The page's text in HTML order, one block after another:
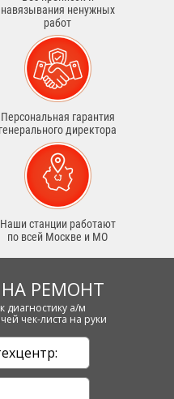
навязывания ненужных
работ
Персональная гарантия
генерального директора
Наши станции работают
по всей Москве и МО
РЕМОНТ
диагностику а/м
чек-листа на руки